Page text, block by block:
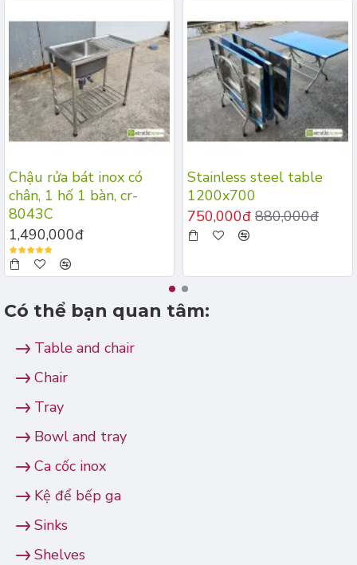
Chậu rửa bát inox có
chân, 1 hố 1 bàn, cr-
8043C
1,490,000đ
Stainless steel table
1200x700
750,000đ 880,000đ
Có thể bạn quan tâm:
Table and chair
Chair
Tray
Bowl and tray
Ca cốc inox
Kệ để bếp ga
Sinks
Shelves